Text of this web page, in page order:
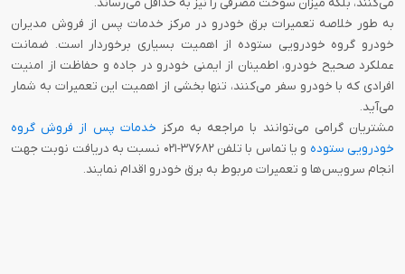
به طور خلاصه تعمیرات برق خودرو در مرکز خدمات پس از فروش مدیران
خودرو گروه خودرویی ستوده از اهمیت بسیاری برخوردار است. ضمانت
عملکرد صحیح خودرو، اطمینان از ایمنی خودرو در جاده و حفاظت از امنیت
افرادی که با خودرو سفر می‌کنند، تنها بخشی از اهمیت این تعمیرات به شمار
می‌آید.
مشتریان گرامی می‌توانند با مراجعه به مرکز خدمات پس از فروش گروه
خودرویی ستوده
و یا تماس با تلفن ۳۷۶۸۲-۰۲۱ نسبت به دریافت نوبت جهت
انجام سرویس‌ها و تعمیرات مربوط به برق خودرو اقدام نمایند.